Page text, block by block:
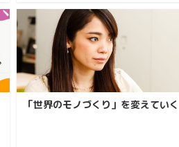
「世界のモノづくり」を変えていく